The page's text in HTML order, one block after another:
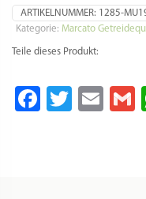
und
Malz
ARTIKELNUMMER: 1285-
Kategorie: Marcato
Teile dieses Produkt:
Facebook
Twitter